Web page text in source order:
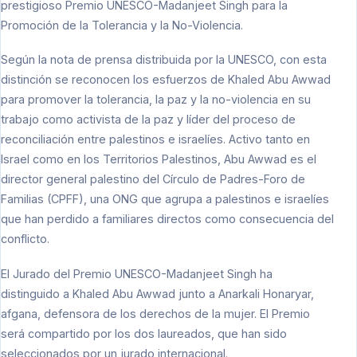
prestigioso Premio UNESCO-Madanjeet Singh para la
Promoción de la Tolerancia y la No-Violencia.
Según la nota de prensa distribuida por la UNESCO, con esta
distinción se reconocen los esfuerzos de Khaled Abu Awwad
para promover la tolerancia, la paz y la no-violencia en su
trabajo como activista de la paz y líder del proceso de
reconciliación entre palestinos e israelíes. Activo tanto en
Israel como en los Territorios Palestinos, Abu Awwad es el
director general palestino del Círculo de Padres-Foro de
Familias (CPFF), una ONG que agrupa a palestinos e israelíes
que han perdido a familiares directos como consecuencia del
conflicto.
El Jurado del Premio UNESCO-Madanjeet Singh ha
distinguido a Khaled Abu Awwad junto a Anarkali Honaryar,
afgana, defensora de los derechos de la mujer. El Premio
será compartido por los dos laureados, que han sido
seleccionados por un jurado internacional.